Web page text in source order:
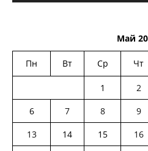
Май
Пн Вт Ср Чт
1 2
6
7 8 9
13
14 15 16